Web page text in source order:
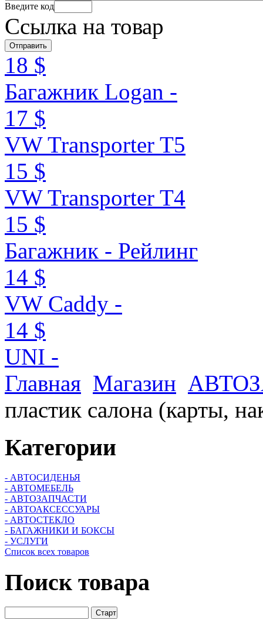
Введите код
Ссылка на товар
18 $
Багажник Logan -
17 $
VW Transporter T5
15 $
VW Transporter T4
15 $
Багажник - Рейлинг
14 $
VW Caddy -
14 $
UNI -
Главная Магазин
пластик салона (карты,
Категории
- АВТОСИДЕНЬЯ
- АВТОМЕБЕЛЬ
- АВТОЗАПЧАСТИ
- АВТОАКСЕССУАРЫ
- АВТОСТЕКЛО
- БАГАЖНИКИ И БОКСЫ
- УСЛУГИ
Список всех товаров
Поиск товара